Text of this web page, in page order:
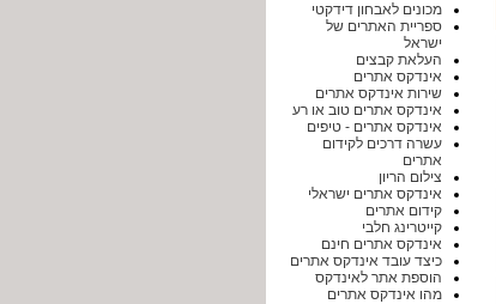
מכונים לאבחון דידקטי
ספריית האתרים של
ישראל
העלאת קבצים
אינדקס אתרים
שירות אינדקס אתרים
אינדקס אתרים טוב או רע
אינדקס אתרים - טיפים
עשרה דרכים לקידום
אתרים
צילום הריון
אינדקס אתרים ישראלי
קידום אתרים
קייטרינג חלבי
אינדקס אתרים חינם
כיצד עובד אינדקס אתרים
הוספת אתר לאינדקס
מהו אינדקס אתרים